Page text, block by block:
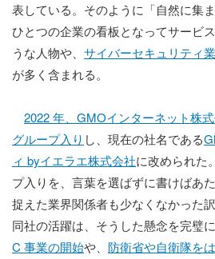
表している。そのように「自然に集
ひとつの企業の看板となってサービ
うな人物や、 サイバーセキュリティ
が多く含まれる。
2022 年、GMOインターネット株
グループ入り し、現在の社名である
ィ byイエラエ株式会社に改められた
プ入りを、言葉を選ばずに書けばあ
捉えた業界関係者も少なくなかった
同社の活躍は、そうした懸念を完璧
C 事業の開始や、 防衛省や自衛隊を